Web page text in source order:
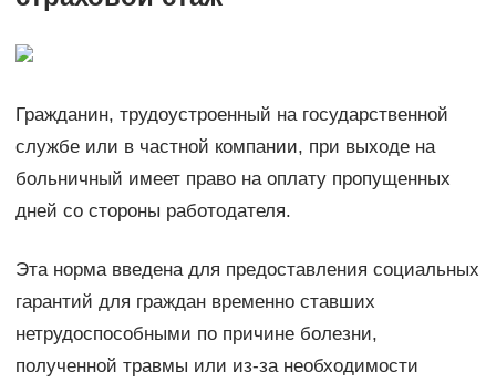
Гражданин, трудоустроенный на государственной
службе или в частной компании, при выходе на
больничный имеет право на оплату пропущенных
дней со стороны работодателя.
Эта норма введена для предоставления социальных
гарантий для граждан временно ставших
нетрудоспособными по причине болезни,
полученной травмы или из-за необходимости